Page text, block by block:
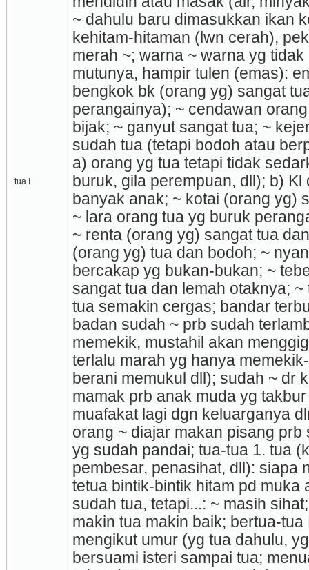
tua I
~ dahulu baru dimasuk­kan ikan
kehitam-hitaman (lwn cerah),
merah ~; warna ~ warna yg
mutunya, hampir tulen (emas):
bengkok bk (orang yg) sangat
perangainya); ~ cendawan
bijak; ~ ganyut sangat tua; ~
sudah tua (tetapi bodoh atau
a) orang yg tua tetapi tidak
buruk, gila perempuan, dll); b)
banyak anak; ~ kotai (orang yg)
~ lara orang tua yg buruk
~ renta (orang yg) sangat tua
(orang yg) tua dan bodoh; ~
bercakap yg bukan-bukan; ~
sangat tua dan lemah otaknya;
tua semakin cergas; bandar
badan sudah ~ prb sudah
memekik, mustahil akan
terlalu marah yg hanya
berani memukul dll); sudah ~ dr
mamak prb anak muda yg
muafakat lagi dgn keluarganya
orang ~ diajar makan pisang
yg sudah pandai; tua-tua 1. tua
pembesar, penasihat, dll): siapa
tetua bintik-bintik hitam pd muka
sudah tua, tetapi...: ~ masih
makin tua makin baik; bertua-
meng­ikut umur (yg tua dahulu,
bersuami isteri sampai tua;